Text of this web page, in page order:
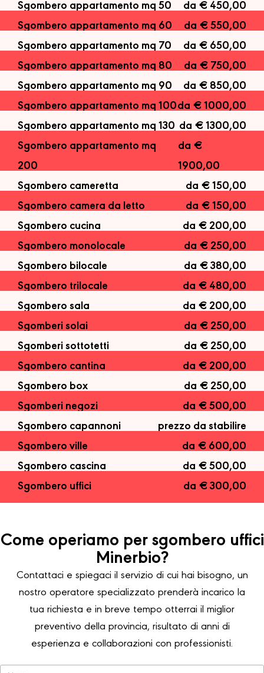
Sgombero appartamento mq 50
da € 450,00
Sgombero appartamento mq 60
da € 550,00
Sgombero appartamento mq 70
da € 650,00
Sgombero appartamento mq 80
da € 750,00
Sgombero appartamento mq 90
da € 850,00
Sgombero appartamento mq 100da € 1000,00
Sgombero appartamento mq 130 da € 1300,00
Sgombero appartamento mq
200
da €
1900,00
Sgombero cameretta
da € 150,00
Sgombero camera da letto
da € 150,00
Sgombero cucina
da € 200,00
Sgombero monolocale
da € 250,00
Sgombero bilocale
da € 380,00
Sgombero trilocale
da € 480,00
Sgombero sala
da € 200,00
Sgomberi solai
da € 250,00
Sgomberi sottotetti
da € 250,00
Sgombero cantina
da € 200,00
Sgombero box
da € 250,00
Sgomberi negozi
da € 500,00
Sgombero capannoni
prezzo da stabilire
Sgombero ville
da € 600,00
Sgombero cascina
da € 500,00
Sgombero uffici
da € 300,00
Come operiamo per sgombero uffici
Minerbio?
Contattaci e spiegaci il servizio di cui hai bisogno, un
nostro operatore specializzato prenderà incarico la
tua richiesta e in breve tempo otterrai il miglior
preventivo della provincia, risultato di anni di
esperienza e collaborazioni con professionisti.